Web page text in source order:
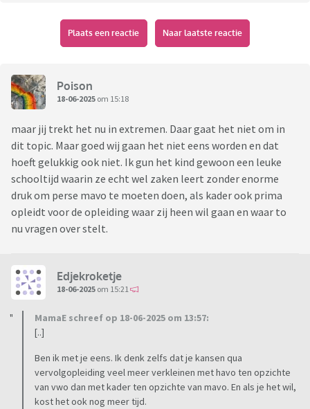
eigenlijk 'de beste van de slechtste' en ook mij lijkt het een
lastige opgave te worden.
redenen zoals hierboven liever afstroomt naar 3 kader.
Als kader zou betekenen dat ze nog steeds straks haar
willen denken, maar tegelijkertijd vinden we ook dat ze
wellicht makkelijk zegt af te willen stromen nu het
misschien wel lastig lijkt te worden.
Het gesprek op school moeten we eventueel nog aangaan,
maar hoe staan jullie hiertegenover?
Plaats een reactie Naar laatste reactie
Poison
18-06-2025 om 15:18
maar jij trekt het nu in extremen. Daar gaat het niet om in
dit topic. Maar goed wij gaan het niet eens worden en dat
hoeft gelukkig ook niet. Ik gun het kind gewoon een leuke
schooltijd waarin ze echt wel zaken leert zonder enorme
druk om perse mavo te moeten doen, als kader ook prima
opleidt voor de opleiding waar zij heen wil gaan en waar to
nu vragen over stelt.
Edjekroketje
18-06-2025 om 15:21
MamaE schreef op 18-06-2025 om 13:57:
[..]
Ben ik met je eens. Ik denk zelfs dat je kansen qua
vervolgopleiding veel meer verkleinen met havo ten opzichte
van vwo dan met kader ten opzichte van mavo. En als je het wil,
kost het ook nog meer tijd.